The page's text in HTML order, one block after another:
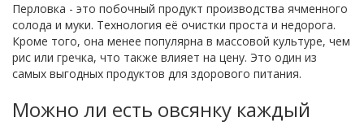
Перловка - это побочный продукт производства ячменного
солода и муки. Технология её очистки проста и недорога.
Кроме того, она менее популярна в массовой культуре, чем
рис или гречка, что также влияет на цену. Это один из
самых выгодных продуктов для здорового питания.
Можно ли есть овсянку каждый